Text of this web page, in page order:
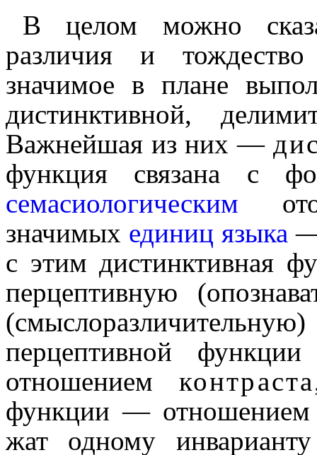
В целом можно
различия и
значимое в плане
дистинктивной,
Важнейшая из них —
функция связана с
семасиологическим
значи­мых единиц языка
с этим дистинктив­ная
перцептивную
перцептивной
отношением контраста
функции —
жат одному